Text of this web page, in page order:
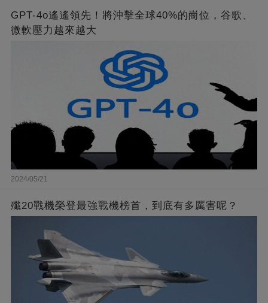
GPT-4o遙遙領先！將沖擊全球40%的崗位，谷歌、
微軟壓力越來越大
2024/05/21
殲20戰機榮登最強戰機榜首，到底有多厲害呢？